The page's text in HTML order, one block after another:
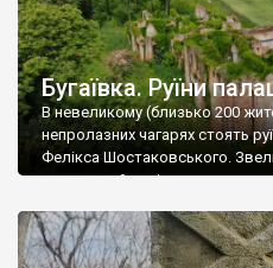
Бугаївка. Руїни
В невеликому (близько 200
непролазних чагарях стоять
Фелікса Шостаковського.
радянський період у ньому
століття тут розмістили
палацу виїхала лікарня – ми